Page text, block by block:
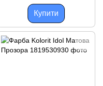
Купити